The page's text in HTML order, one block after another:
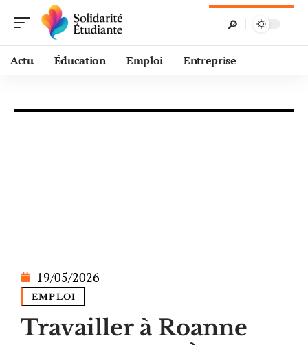
Actu Éducation Emploi Entreprise
19/05/2026
EMPLOI
Travailler à Roanne